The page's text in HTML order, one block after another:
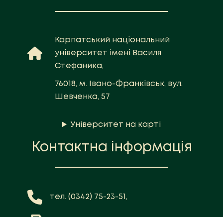
Карпатський національний
університет імені Василя
Стефаника,
76018, м. Івано-Франківськ, вул.
Шевченка, 57
Університет на карті
Контактна інформація
тел. (0342) 75-23-51,